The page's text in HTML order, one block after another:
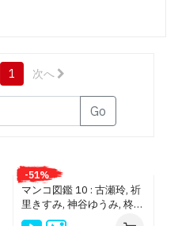
レクション (DVD) $13.50
$9.50
$9.50
1 次へ
Go
-51%
マンコ図鑑 10 : 古瀬玲, 祈
里きすみ, 神谷ゆうみ, 柊シ
エル 総勢15名